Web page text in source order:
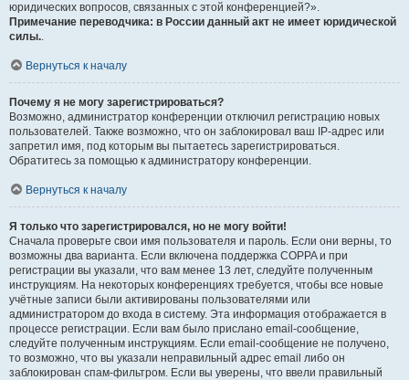
юридических вопросов, связанных с этой конференцией?».
Примечание переводчика: в России данный акт не имеет юридической
силы..
Вернуться к началу
Почему я не могу зарегистрироваться?
Возможно, администратор конференции отключил регистрацию новых
пользователей. Также возможно, что он заблокировал ваш IP-адрес или
запретил имя, под которым вы пытаетесь зарегистрироваться.
Обратитесь за помощью к администратору конференции.
Вернуться к началу
Я только что зарегистрировался, но не могу войти!
Сначала проверьте свои имя пользователя и пароль. Если они верны, то
возможны два варианта. Если включена поддержка COPPA и при
регистрации вы указали, что вам менее 13 лет, следуйте полученным
инструкциям. На некоторых конференциях требуется, чтобы все новые
учётные записи были активированы пользователями или
администратором до входа в систему. Эта информация отображается в
процессе регистрации. Если вам было прислано email-сообщение,
следуйте полученным инструкциям. Если email-сообщение не получено,
то возможно, что вы указали неправильный адрес email либо он
заблокирован спам-фильтром. Если вы уверены, что ввели правильный